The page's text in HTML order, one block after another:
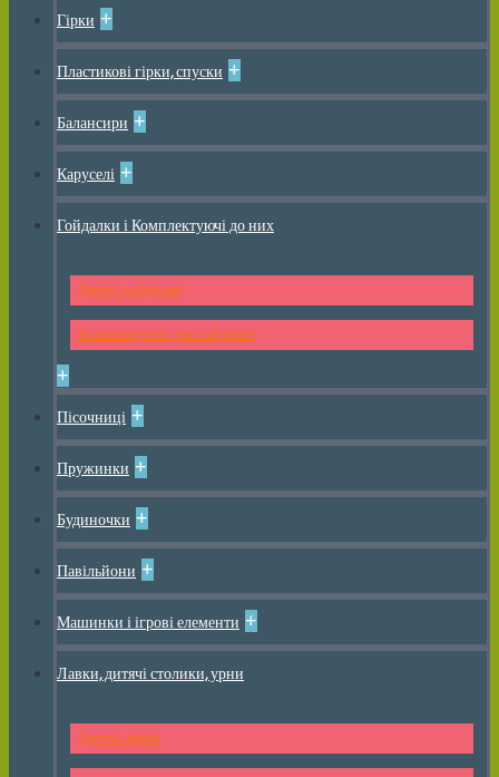
Гірки +
Пластикові гірки, спуски +
Балансири +
Каруселі +
Гойдалки і Комплектуючі до них
Дитячі гойдалки
Комплектуючі для гойдалок
+
Пісочниці +
Пружинки +
Будиночки +
Павільйони +
Машинки і ігрові елементи +
Лавки, дитячі столики, урни
Дитячі лавки